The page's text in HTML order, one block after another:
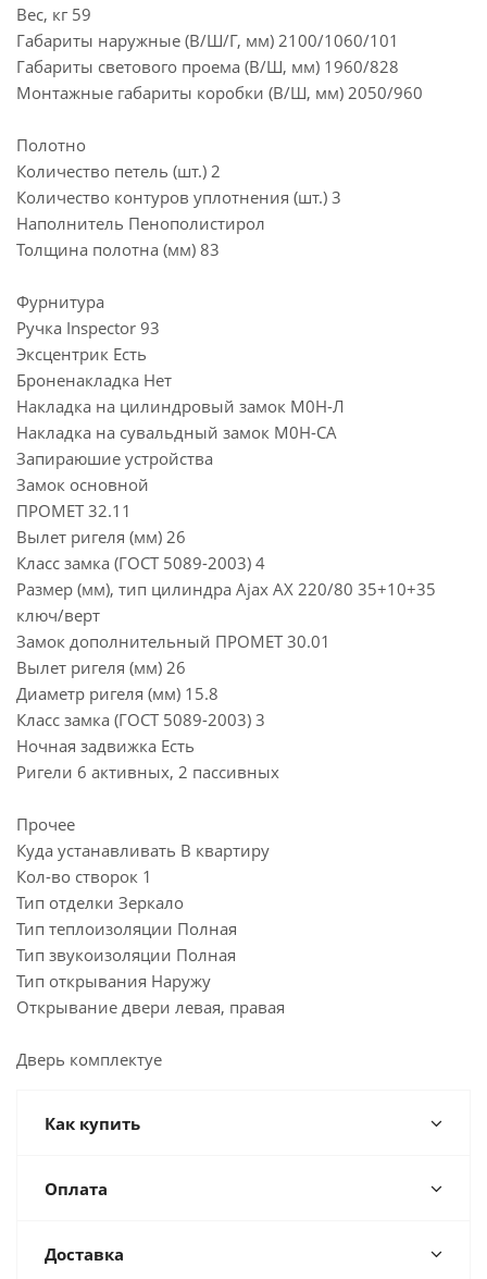
Вес, кг 59
Габариты наружные (В/Ш/Г, мм) 2100/1060/101
Габариты светового проема (В/Ш, мм) 1960/828
Монтажные габариты коробки (В/Ш, мм) 2050/960
Полотно
Количество петель (шт.) 2
Количество контуров уплотнения (шт.) 3
Наполнитель Пенополистирол
Толщина полотна (мм) 83
Фурнитура
Ручка Inspector 93
Эксцентрик Есть
Броненакладка Нет
Накладка на цилиндровый замок М0Н-Л
Накладка на сувальдный замок М0Н-СА
Запираюшие устройства
Замок основной
ПРОМЕТ 32.11
Вылет ригеля (мм) 26
Класс замка (ГОСТ 5089-2003) 4
Размер (мм), тип цилиндра Ajax AX 220/80 35+10+35
ключ/верт
Замок дополнительный ПРОМЕТ 30.01
Вылет ригеля (мм) 26
Диаметр ригеля (мм) 15.8
Класс замка (ГОСТ 5089-2003) 3
Ночная задвижка Есть
Ригели 6 активных, 2 пассивных
Прочее
Куда устанавливать В квартиру
Кол-во створок 1
Тип отделки Зеркало
Тип теплоизоляции Полная
Тип звукоизоляции Полная
Тип открывания Наружу
Открывание двери левая, правая
Дверь комплектуе
Как купить
Оплата
Доставка